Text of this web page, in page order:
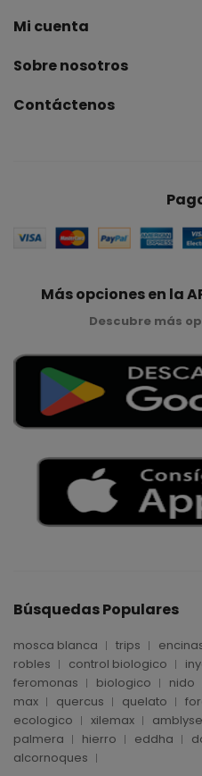
Mi cuenta
Sobre nosotros
Contáctenos
Más opciones en la
Descubre más
Búsquedas Populares
mosca blanca trips
robles
control biologico
feromonas
biologico nido
max
quercus quelato
ecologico
xilemax
palmera
hierro eddha
alcornoques